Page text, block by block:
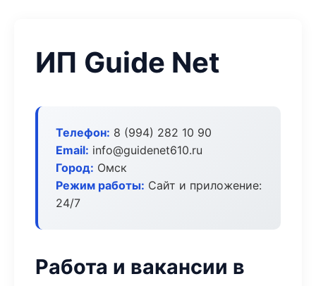
ИП Guide Net
Телефон: 8 (994) 282 10 90
Email: info@guidenet610.ru
Город: Омск
Режим работы: Сайт и приложение:
24/7
Работа и вакансии в